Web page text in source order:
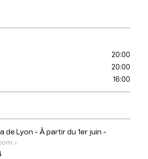
20:00
20:00
16:00
de Lyon - À partir du 1er juin -